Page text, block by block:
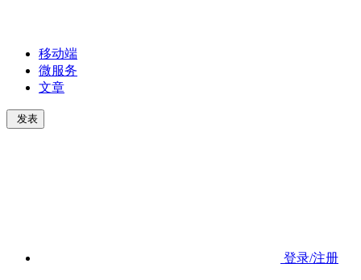
移动端
微服务
文章
发表
登录/注册